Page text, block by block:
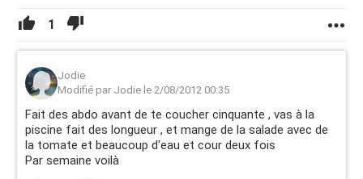
1
Jodie
Modifié par Jodie le 2/08/2012 00:35
Fait des abdo avant de te coucher cinquante , vas à la
piscine fait des longueur , et mange de la salade avec de
la tomate et beaucoup d'eau et cour deux fois
Par semaine voilà